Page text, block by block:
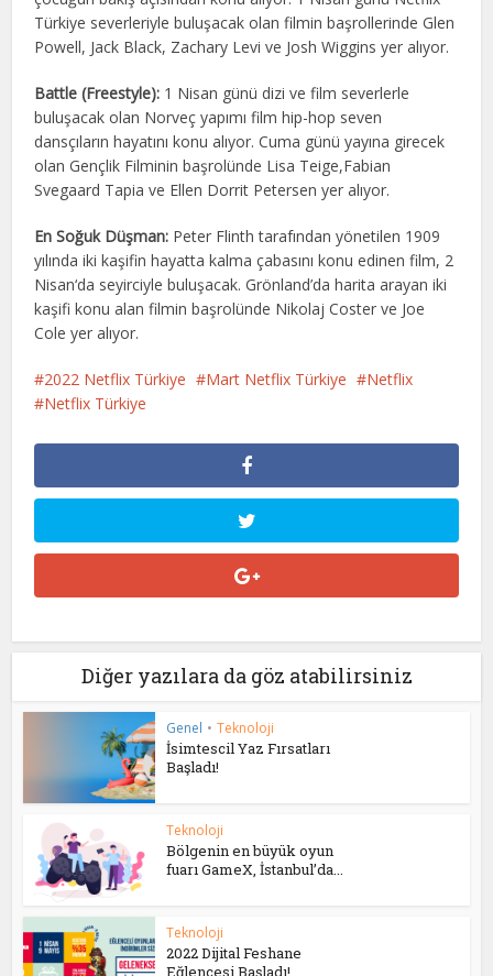
Türkiye severleriyle buluşacak olan filmin başrollerinde Glen
Powell, Jack Black, Zachary Levi ve Josh Wiggins yer alıyor.
Battle (Freestyle): 1 Nisan günü dizi ve film severlerle
buluşacak olan Norveç yapımı film hip-hop seven
dansçıların hayatını konu alıyor. Cuma günü yayına girecek
olan Gençlik Filminin başrolünde Lisa Teige,Fabian
Svegaard Tapia ve Ellen Dorrit Petersen yer alıyor.
En Soğuk Düşman: Peter Flinth tarafından yönetilen 1909
yılında iki kaşifin hayatta kalma çabasını konu edinen film, 2
Nisan‘da seyirciyle buluşacak. Grönland’da harita arayan iki
kaşifi konu alan filmin başrolünde Nikolaj Coster ve Joe
Cole yer alıyor.
2022 Netflix Türkiye Mart Netflix Türkiye
Netflix
Netflix Türkiye
Diğer yazılara da göz atabilirsiniz
Genel • Teknoloji
İsimtescil Yaz Fırsatları
Başladı!
Teknoloji
Bölgenin en büyük oyun
fuarı GameX, İstanbul’da...
Teknoloji
2022 Dijital Feshane
Eğlencesi Başladı!